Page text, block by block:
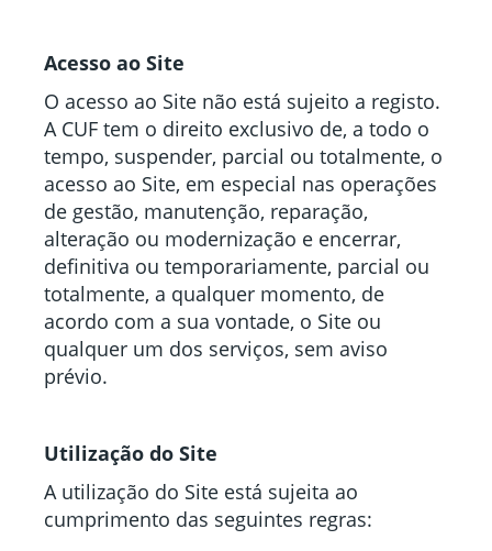
Acesso ao Site
O acesso ao Site não está sujeito a registo.
A CUF tem o direito exclusivo de, a todo o
tempo, suspender, parcial ou totalmente, o
acesso ao Site, em especial nas operações
de gestão, manutenção, reparação,
alteração ou modernização e encerrar,
definitiva ou temporariamente, parcial ou
totalmente, a qualquer momento, de
acordo com a sua vontade, o Site ou
qualquer um dos serviços, sem aviso
prévio.
Utilização do Site
A utilização do Site está sujeita ao
cumprimento das seguintes regras: